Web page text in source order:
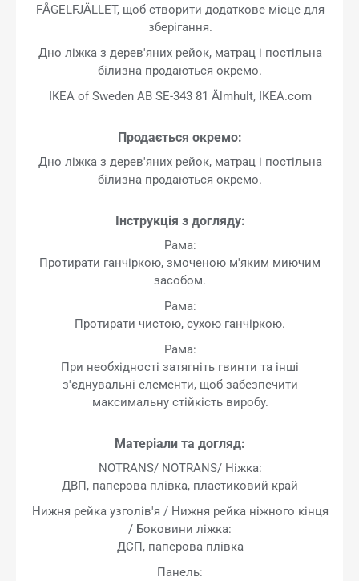
FÅGELFJÄLLET, щоб створити додаткове місце для
зберігання.
Дно ліжка з дерев'яних рейок, матрац і постільна
білизна продаються окремо.
IKEA of Sweden AB SE-343 81 Älmhult, IKEA.com
Продається окремо:
Дно ліжка з дерев'яних рейок, матрац і постільна
білизна продаються окремо.
Інструкція з догляду:
Рама:
Протирати ганчіркою, змоченою м'яким миючим
засобом.
Рама:
Протирати чистою, сухою ганчіркою.
Рама:
При необхідності затягніть гвинти та інші
з'єднувальні елементи, щоб забезпечити
максимальну стійкість виробу.
Матеріали та догляд:
NOTRANS/ NOTRANS/ Ніжка:
ДВП, паперова плівка, пластиковий край
Нижня рейка узголів'я / Нижня рейка ніжного кінця
/ Боковини ліжка:
ДСП, паперова плівка
Панель: